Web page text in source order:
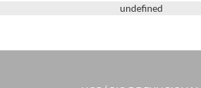
undefined